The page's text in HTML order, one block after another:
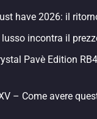
have 2026: il
incontra il
Pavè Edition
– Come avere